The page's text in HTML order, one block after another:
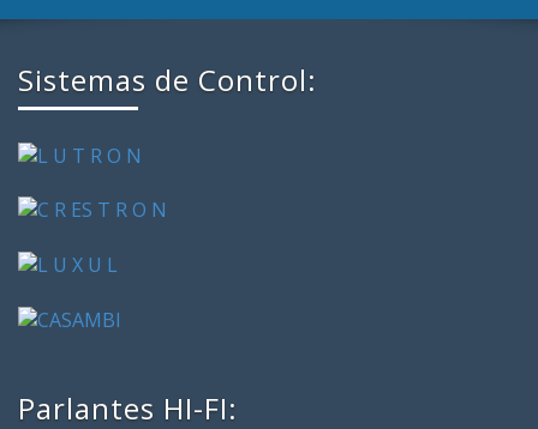
Sistemas de Control:
Parlantes HI-FI: